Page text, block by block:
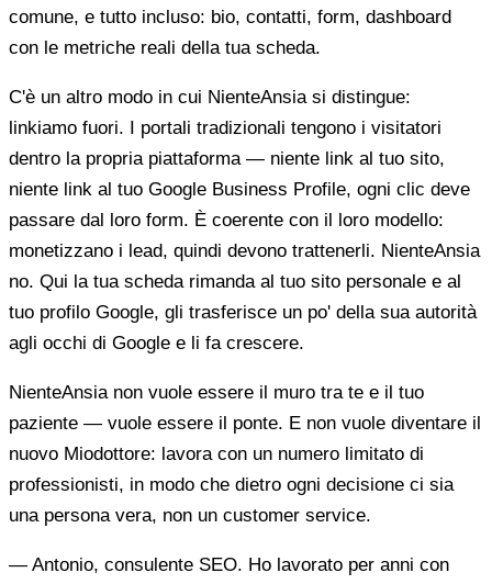
comune, e tutto incluso: bio, contatti, form, dashboard
con le metriche reali della tua scheda.
C'è un altro modo in cui NienteAnsia si distingue:
linkiamo fuori. I portali tradizionali tengono i visitatori
dentro la propria piattaforma — niente link al tuo sito,
niente link al tuo Google Business Profile, ogni clic deve
passare dal loro form. È coerente con il loro modello:
monetizzano i lead, quindi devono trattenerli. NienteAnsia
no. Qui la tua scheda rimanda al tuo sito personale e al
tuo profilo Google, gli trasferisce un po' della sua autorità
agli occhi di Google e li fa crescere.
NienteAnsia non vuole essere il muro tra te e il tuo
paziente — vuole essere il ponte. E non vuole diventare il
nuovo Miodottore: lavora con un numero limitato di
professionisti, in modo che dietro ogni decisione ci sia
una persona vera, non un customer service.
— Antonio, consulente SEO. Ho lavorato per anni con